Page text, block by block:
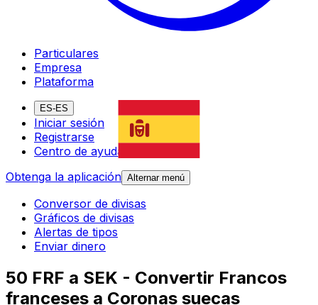
Particulares
Empresa
Plataforma
ES-ES
Iniciar sesión
Registrarse
Centro de ayuda
Obtenga la aplicación Alternar menú
Conversor de divisas
Gráficos de divisas
Alertas de tipos
Enviar dinero
50 FRF a SEK - Convertir Francos
franceses a Coronas suecas